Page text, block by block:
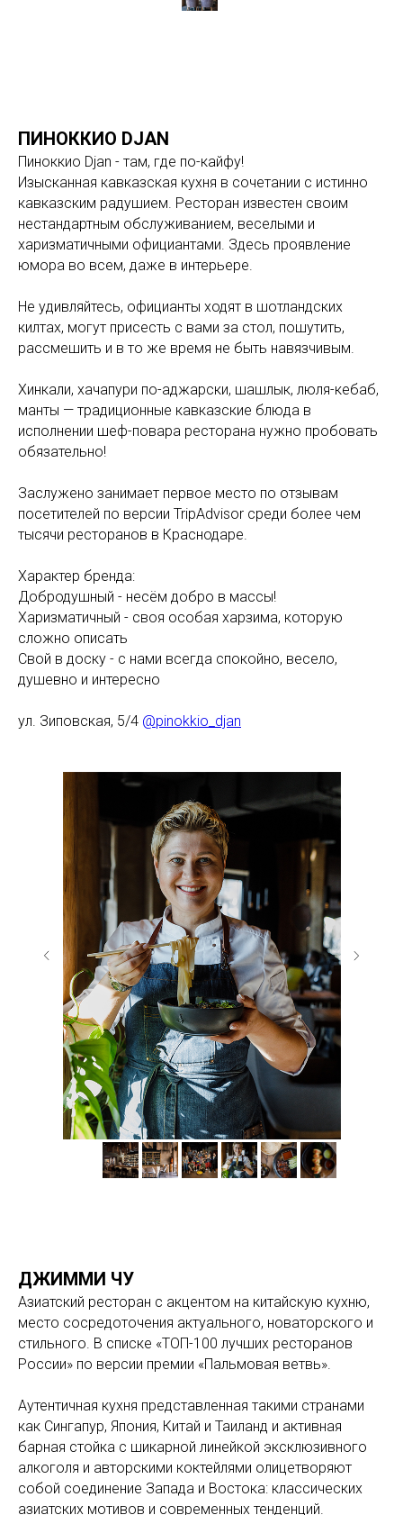
ПИНОККИО DJAN
Пиноккио Djan - там, где по-кайфу!
Изысканная кавказская кухня в сочетании с истинно
кавказским радушием. Ресторан известен своим
нестандартным обслуживанием, веселыми и
харизматичными официантами. Здесь проявление
юмора во всем, даже в интерьере.
Не удивляйтесь, официанты ходят в шотландских
килтах, могут присесть с вами за стол, пошутить,
рассмешить и в то же время не быть навязчивым.
Хинкали, хачапури по-аджарски, шашлык, люля-кебаб,
манты — традиционные кавказские блюда в
исполнении шеф-повара ресторана нужно пробовать
обязательно!
Заслужено занимает первое место по отзывам
посетителей по версии TripAdvisor среди более чем
тысячи ресторанов в Краснодаре.
Характер бренда:
Добродушный - несём добро в массы!
Харизматичный - своя особая харзима, которую
сложно описать
Свой в доску - с нами всегда спокойно, весело,
душевно и интересно
ул. Зиповская, 5/4 @pinokkio_djan
ДЖИММИ ЧУ
Азиатский ресторан с акцентом на китайскую кухню,
место сосредоточения актуального, новаторского и
стильного. В списке «ТОП-100 лучших ресторанов
России» по версии премии «Пальмовая ветвь».
Аутентичная кухня представленная такими странами
как Сингапур, Япония, Китай и Таиланд и активная
барная стойка с шикарной линейкой эксклюзивного
алкоголя и авторскими коктейлями олицетворяют
собой соединение Запада и Востока: классических
азиатских мотивов и современных тенденций.